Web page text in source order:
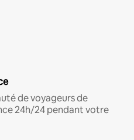
de voyageurs de
24h/24 pendant votre